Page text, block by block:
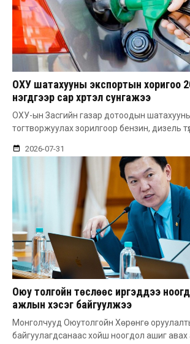
ОХУ шатахууны экспортын хоригоо
нэгдүгээр сар хүртэл сунгажээ
ОХУ-ын Засгийн газар дотоодын
тогтворжуулах зорилгоор бензин, дизель
2026-07-31
Оюу толгойн төслөөс иргэддээ
ажлын хэсэг байгуулжээ
Монголчууд Оюутолгойн Хөрөнгө
байгуулагдсанаас хойш ноогдол ашиг